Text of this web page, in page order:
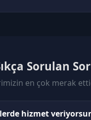
Sorulan
en çok merak
hizmet